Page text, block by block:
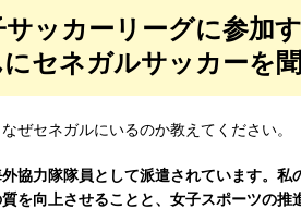
ッカーリーグに参加
セネガルサッカーを聞
セネガルにいるのか教えてください。
協力隊隊員として派遣されています。
を向上させることと、女子スポーツの